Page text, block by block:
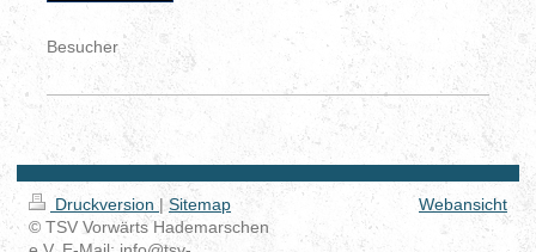
Besucher
Druckversion | Sitemap
© TSV Vorwärts Hademarschen
Webansicht